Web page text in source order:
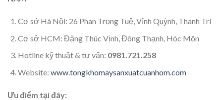
Cơ sở Hà Nội: 26 Phan Trọng Tuệ, Vĩnh Quỳnh, Thanh Trì
Cơ sở HCM: Đặng Thúc Vịnh, Đông Thạnh, Hóc Môn
Hotline kỹ thuật & tư vấn: 0981.721.258
Website: www.tongkhomaysanxuatcuanhom.com
Ưu điểm tại đây: